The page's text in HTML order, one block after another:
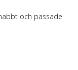
och passade